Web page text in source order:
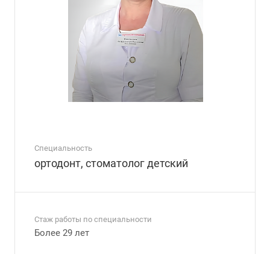
Специальность
ортодонт, стоматолог детский
Стаж работы по специальности
Более 29 лет